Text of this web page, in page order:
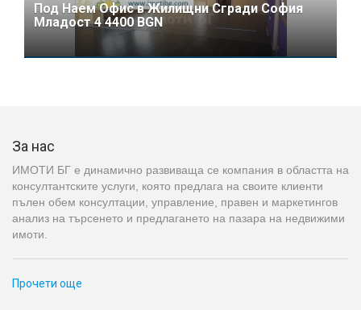
Под Наем Офис в Жилищни Сгради София
Младост 4 4400 BGN
За нас
ИМОТИ БГ е динамично развиваща се компания в областта на
консултантските услуги, която предлага на своите клиенти
пълен обем консултации, управление, правен и маркетингов
анализ на търсенето и предлагането на пазара на недвижими
имоти.
Прочети още